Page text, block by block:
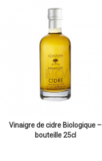
Vinaigre de cidre Biologique –
bouteille 25cl